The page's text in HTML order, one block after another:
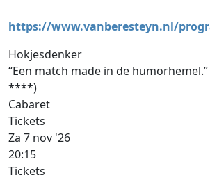
https://www.vanberesteyn.nl/
Hokjesdenker
“Een match made in de
****)
Cabaret
Tickets
Za 7 nov '26
20:15
Tickets